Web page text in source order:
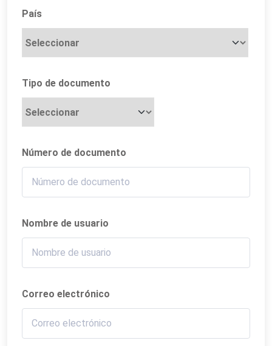
País
Tipo de documento
Número de documento
Nombre de usuario
Correo electrónico